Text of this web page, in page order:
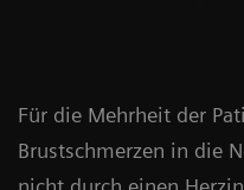
Für die Mehrheit der
Brustschmerzen in die